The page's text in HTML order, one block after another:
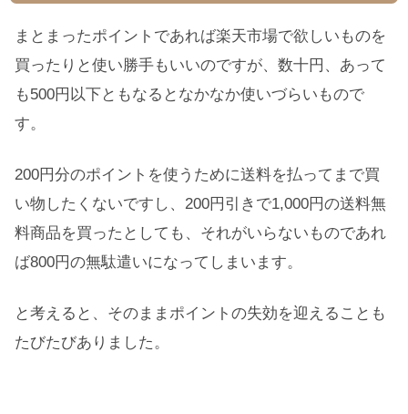
まとまったポイントであれば楽天市場で欲しいものを
買ったりと使い勝手もいいのですが、数十円、あって
も500円以下ともなるとなかなか使いづらいもので
す。
200円分のポイントを使うために送料を払ってまで買
い物したくないですし、200円引きで1,000円の送料無
料商品を買ったとしても、それがいらないものであれ
ば800円の無駄遣いになってしまいます。
と考えると、そのままポイントの失効を迎えることも
たびたびありました。